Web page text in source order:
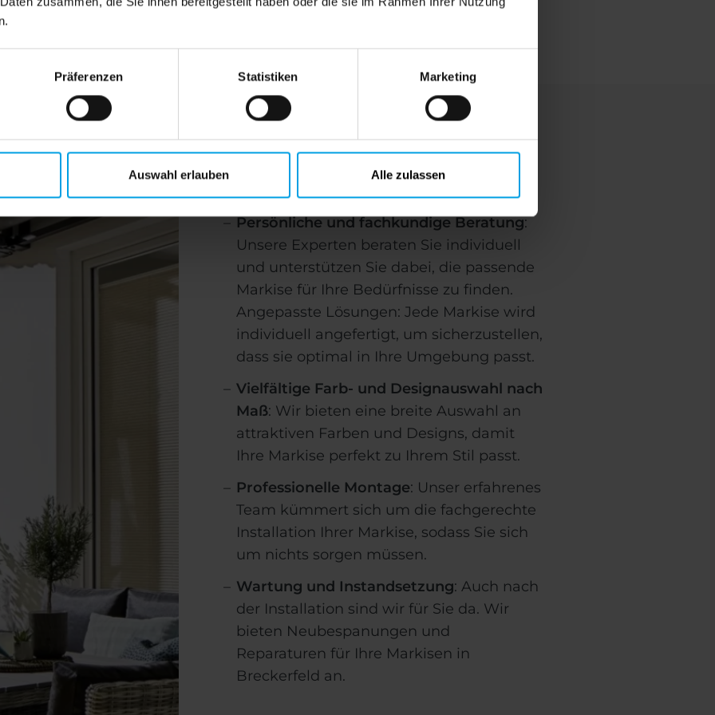
Präferenzen Statistiken Marketing
Auswahl erlauben Alle zulassen
Unsere Dienstleistungen für
Markisen in Breckerfeld
umfassen:
Persönliche und fachkundige Beratung:
Unsere Experten beraten Sie individuell
und unterstützen Sie dabei, die passende
Markise für Ihre Bedürfnisse zu finden.
Angepasste Lösungen: Jede Markise wird
individuell angefertigt, um sicherzustellen,
dass sie optimal in Ihre Umgebung passt.
Vielfältige Farb- und Designauswahl nach
Maß: Wir bieten eine breite Auswahl an
attraktiven Farben und Designs, damit
Ihre Markise perfekt zu Ihrem Stil passt.
Professionelle Montage: Unser erfahrenes
Team kümmert sich um die fachgerechte
Installation Ihrer Markise, sodass Sie sich
um nichts sorgen müssen.
Wartung und Instandsetzung: Auch nach
der Installation sind wir für Sie da. Wir
bieten Neubespanungen und
Reparaturen für Ihre Markisen in
Breckerfeld an.